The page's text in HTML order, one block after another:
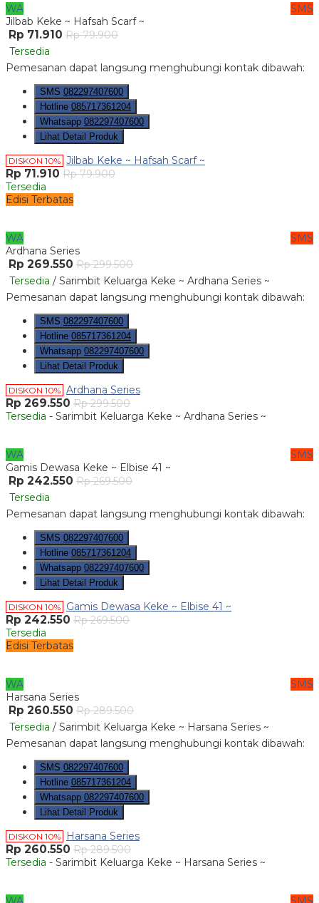
WA
SMS
Jilbab Keke ~ Hafsah Scarf ~
Rp 71.910 Rp 79.900
Tersedia
Pemesanan dapat langsung menghubungi kontak dibawah:
SMS 082297407600
Hotline 085717361204
Whatsapp 082297407600
Lihat Detail Produk
DISKON 10% Jilbab Keke ~ Hafsah Scarf ~
Rp 71.910 Rp 79.900
Tersedia
Edisi Terbatas
WA
SMS
Ardhana Series
Rp 269.550 Rp 299.500
Tersedia / Sarimbit Keluarga Keke ~ Ardhana Series ~
Pemesanan dapat langsung menghubungi kontak dibawah:
SMS 082297407600
Hotline 085717361204
Whatsapp 082297407600
Lihat Detail Produk
DISKON 10% Ardhana Series
Rp 269.550 Rp 299.500
Tersedia - Sarimbit Keluarga Keke ~ Ardhana Series ~
WA
SMS
Gamis Dewasa Keke ~ Elbise 41 ~
Rp 242.550 Rp 269.500
Tersedia
Pemesanan dapat langsung menghubungi kontak dibawah:
SMS 082297407600
Hotline 085717361204
Whatsapp 082297407600
Lihat Detail Produk
DISKON 10% Gamis Dewasa Keke ~ Elbise 41 ~
Rp 242.550 Rp 269.500
Tersedia
Edisi Terbatas
WA
SMS
Harsana Series
Rp 260.550 Rp 289.500
Tersedia / Sarimbit Keluarga Keke ~ Harsana Series ~
Pemesanan dapat langsung menghubungi kontak dibawah:
SMS 082297407600
Hotline 085717361204
Whatsapp 082297407600
Lihat Detail Produk
DISKON 10% Harsana Series
Rp 260.550 Rp 289.500
Tersedia - Sarimbit Keluarga Keke ~ Harsana Series ~